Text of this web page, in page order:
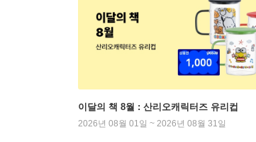
이달의 책 8월 : 산리오캐릭터즈 유리컵
2026년 08월 01일 ~ 2026년 08월 31일